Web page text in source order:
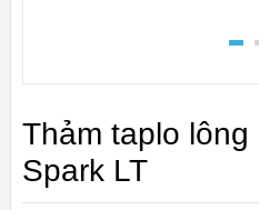
Thảm taplo
Spark LT